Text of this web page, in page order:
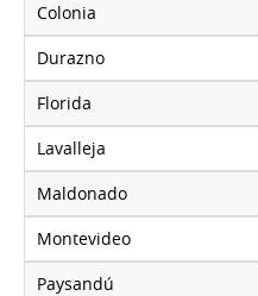
Colonia
Durazno
Florida
Lavalleja
Maldonado
Montevideo
Paysandú